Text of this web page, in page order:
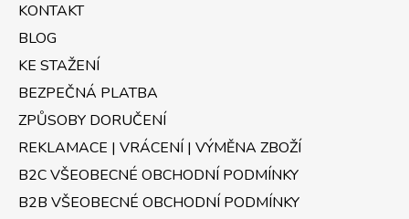
KONTAKT
BLOG
KE STAŽENÍ
BEZPEČNÁ PLATBA
ZPŮSOBY DORUČENÍ
REKLAMACE | VRÁCENÍ | VÝMĚNA ZBOŽÍ
B2C VŠEOBECNÉ OBCHODNÍ PODMÍNKY
B2B VŠEOBECNÉ OBCHODNÍ PODMÍNKY